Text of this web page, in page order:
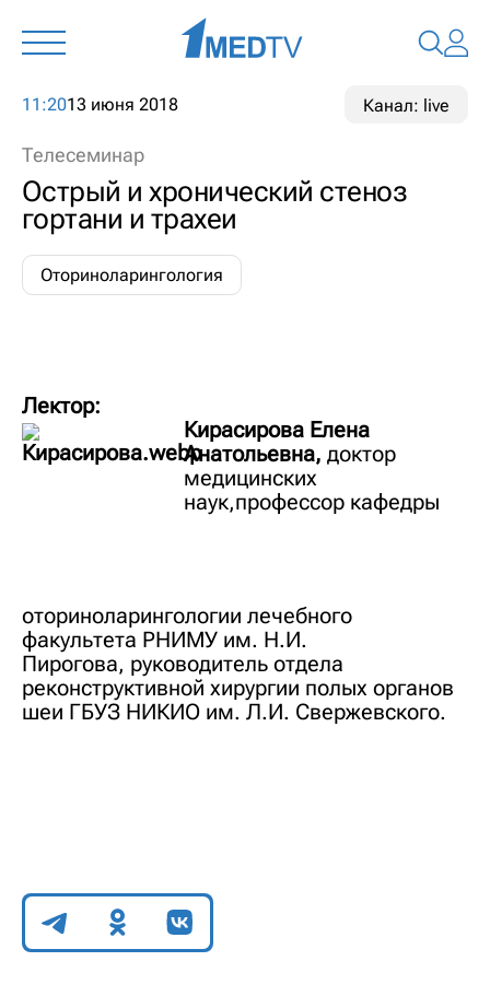
11:2013 июня 2018 Канал: live
Телесеминар
Острый и хронический стеноз
гортани и трахеи
Оториноларингология
Лектор:
Кирасирова Елена
Анатольевна, доктор
медицинских
наук,профессор кафедры
оториноларингологии лечебного
факультета РНИМУ им. Н.И.
Пирогова, руководитель отдела
реконструктивной хирургии полых органов
шеи ГБУЗ НИКИО им. Л.И. Свержевского.
Поделиться